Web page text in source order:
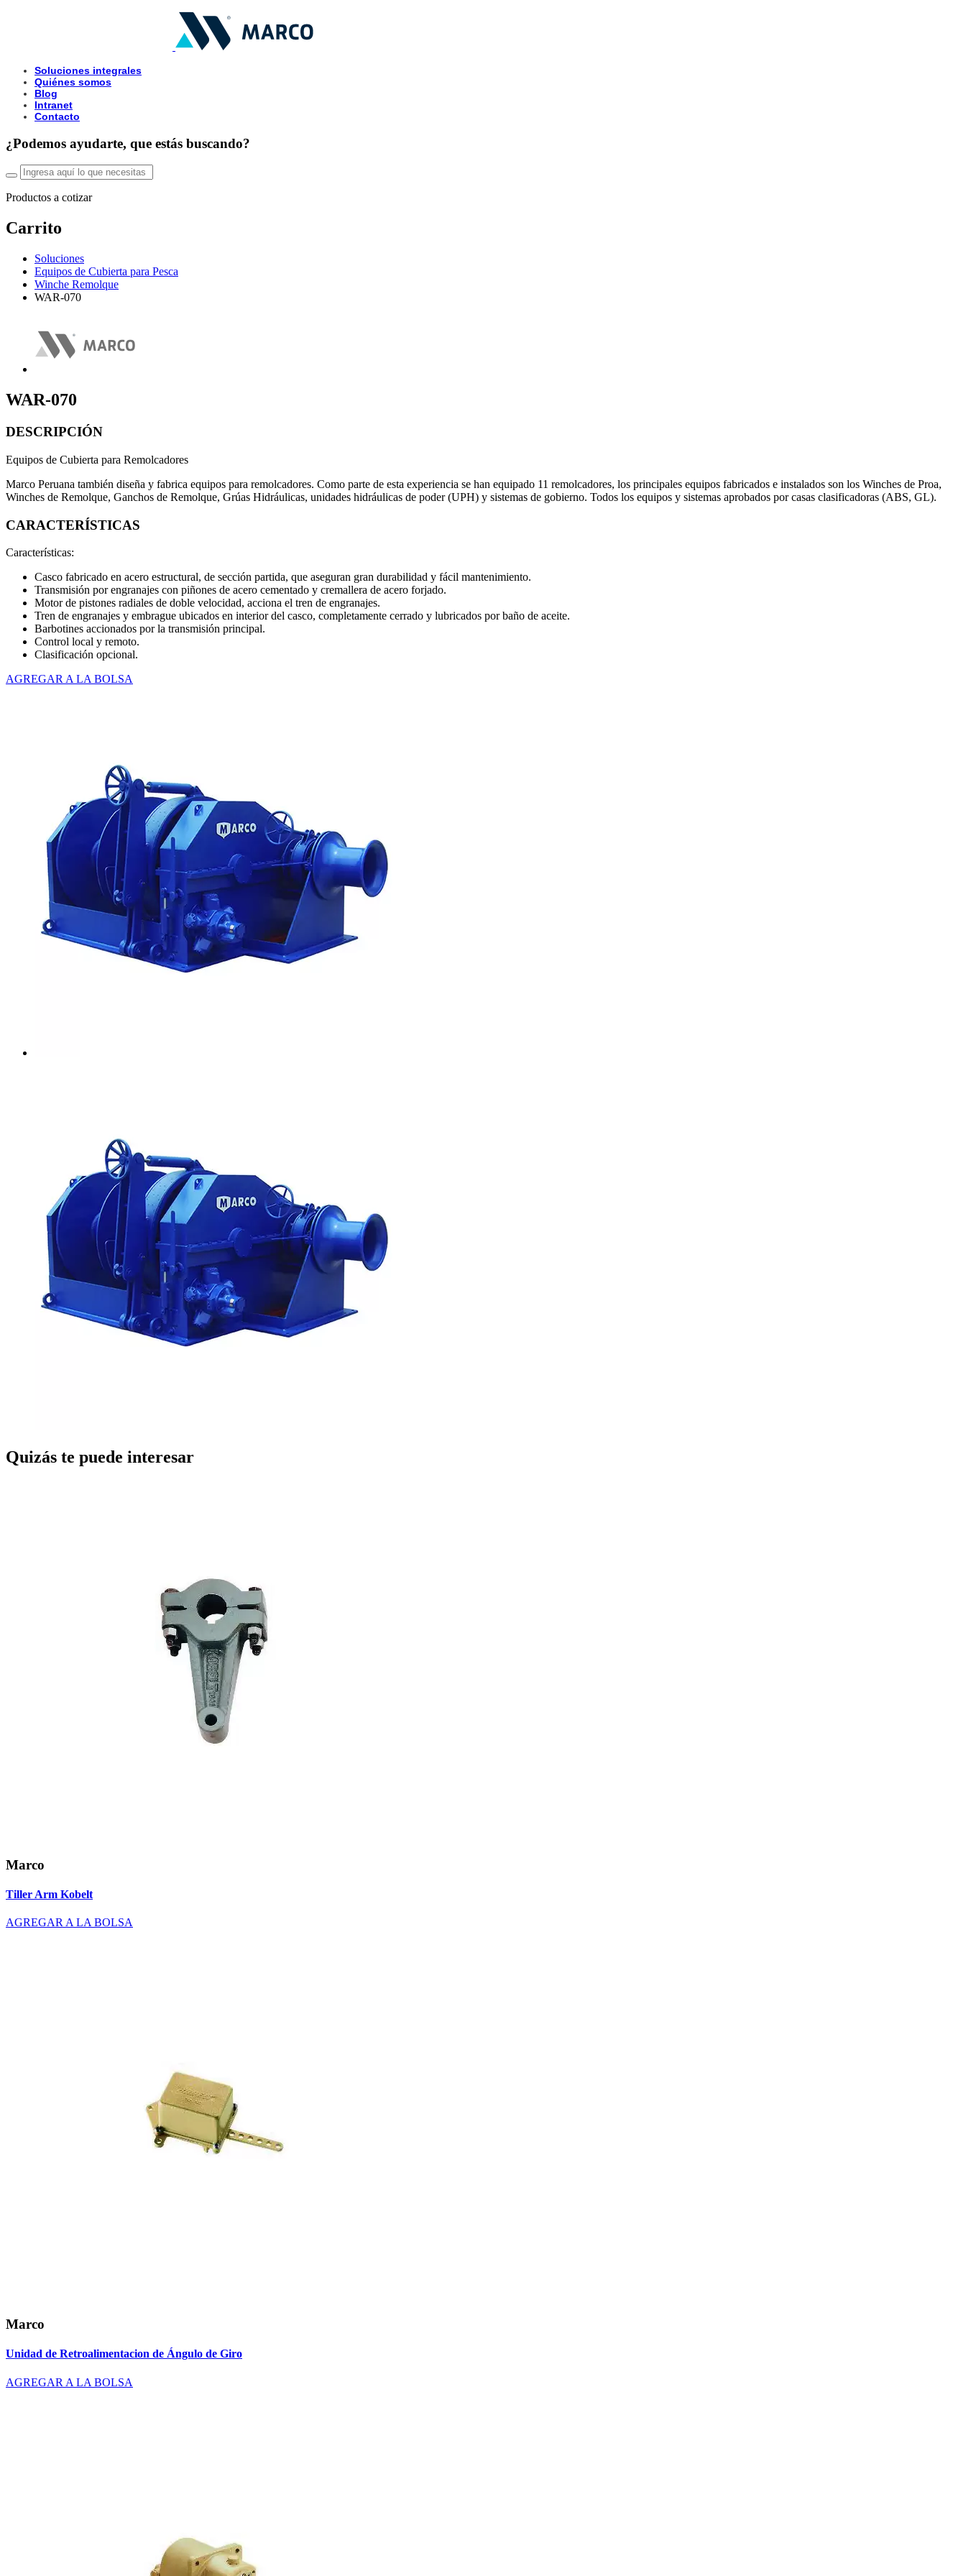
Soluciones integrales
Quiénes somos
Blog
Intranet
Contacto
¿Podemos ayudarte, que estás buscando?
Productos a cotizar
Carrito
Soluciones
Equipos de Cubierta para Pesca
Winche Remolque
WAR-070
WAR-070
DESCRIPCIÓN
Equipos de Cubierta para Remolcadores
Marco Peruana también diseña y fabrica equipos para remolcadores. Como parte de esta experiencia se han equipado 11 remolcadores, los principales equipos fabricados e instalados son los Winches de Proa,
Winches de Remolque, Ganchos de Remolque, Grúas Hidráulicas, unidades hidráulicas de poder (UPH) y sistemas de gobierno. Todos los equipos y sistemas aprobados por casas clasificadoras (ABS, GL).
CARACTERÍSTICAS
Características:
Casco fabricado en acero estructural, de sección partida, que aseguran gran durabilidad y fácil mantenimiento.
Transmisión por engranajes con piñones de acero cementado y cremallera de acero forjado.
Motor de pistones radiales de doble velocidad, acciona el tren de engranajes.
Tren de engranajes y embrague ubicados en interior del casco, completamente cerrado y lubricados por baño de aceite.
Barbotines accionados por la transmisión principal.
Control local y remoto.
Clasificación opcional.
AGREGAR A LA BOLSA
Quizás te puede interesar
Marco
Tiller Arm Kobelt
AGREGAR A LA BOLSA
Marco
Unidad de Retroalimentacion de Ángulo de Giro
AGREGAR A LA BOLSA